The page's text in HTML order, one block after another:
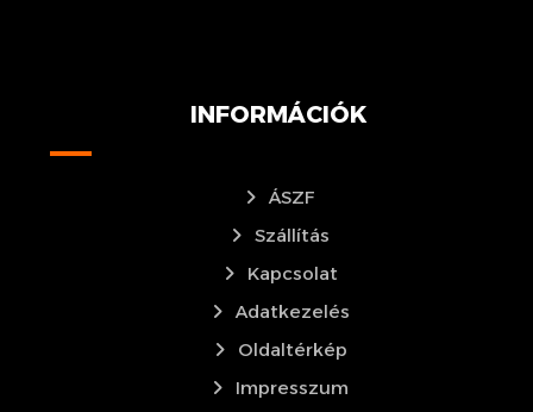
INFORMÁCIÓK
ÁSZF
Szállítás
Kapcsolat
Adatkezelés
Oldaltérkép
Impresszum